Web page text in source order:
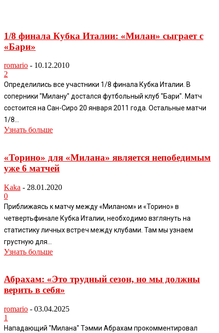
1/8 финала Кубка Италии: «Милан» сыграет с
«Бари»
romario - 10.12.2010
2
Определились все участники 1/8 финала Кубка Италии. В
соперники "Милану" достался футбольный клуб "Бари". Матч
состоится на Сан-Сиро 20 января 2011 года. Остальные матчи
1/8...
Узнать больше
«Торино» для «Милана» является непобедимым
уже 6 матчей
Kaka - 28.01.2020
0
Приближаясь к матчу между «Миланом» и «Торино» в
четвертьфинале Кубка Италии, необходимо взглянуть на
статистику личных встреч между клубами. Там мы узнаем
грустную для...
Узнать больше
Абрахам: «Это трудный сезон, но мы должны
верить в себя»
romario - 03.04.2025
1
Нападающий "Милана" Тэмми Абрахам прокомментировал